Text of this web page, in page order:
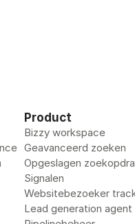
Product
Bizzy workspace
Geavanceerd zoeken
Opgeslagen
Signalen
Websitebezoeker
Lead generation agent